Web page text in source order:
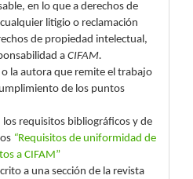
en lo que a derechos de
litigio o reclamación
de propiedad intelectual,
a CIFAM.
la autora que remite el trabajo
de los puntos
los requisitos bibliográficos y de
“Requisitos de uniformidad de
a CIFAM”
a una sección de la revista